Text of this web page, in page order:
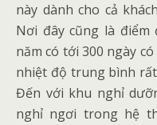
này dành cho cả
Nơi đây cũng là điểm
năm có tới 300 ngày
nhiệt độ trung bình rất
Đến với khu nghỉ
nghỉ ngơi trong hệ